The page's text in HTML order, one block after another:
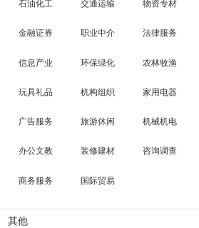
石油化工 交通运输 物资专材
金融证券 职业中介 法律服务
信息产业 环保绿化 农林牧渔
玩具礼品 机构组织 家用电器
广告服务 旅游休闲 机械机电
办公文教 装修建材 咨询调查
商务服务 国际贸易
其他